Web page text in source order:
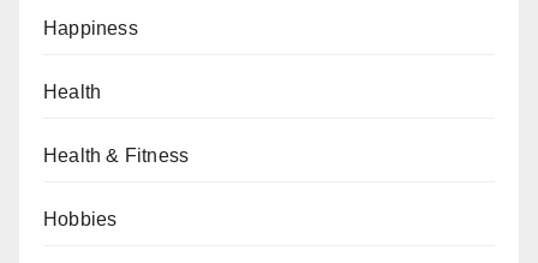
Happiness
Health
Health & Fitness
Hobbies